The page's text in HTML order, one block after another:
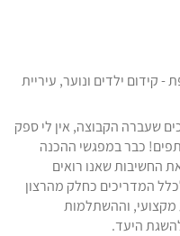
ילדים ונוער, עיריית
שעברה הקבוצה, אין לי ספק
כבר במפגשי ההכנה
החשיבות שאנו רואים
המדריכים כחלק מהרצון
וההשתלמות
היעד.